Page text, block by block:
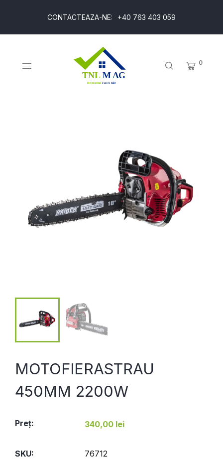
CONTACTEAZA-NE: +40 763 403 059
0
MOTOFIERASTRAU
450MM 2200W
Preţ: 340,00 lei
SKU: 76712